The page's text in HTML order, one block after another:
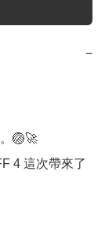
−
🏐🚀
4 這次帶來了